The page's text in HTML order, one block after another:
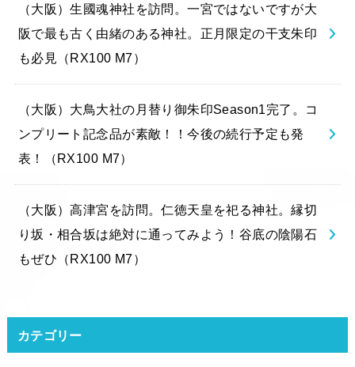
（大阪）生國魂神社を訪問。一宮ではないですが大
阪で最も古く由緒のある神社。正月限定の干支朱印
も必見（RX100 M7）
（大阪）大鳥大社の月替り御朱印Season1完了。コ
ンプリート記念品が素敵！！今後の続行予定も発
表！（RX100 M7）
（大阪）高津宮を訪問。仁徳天皇を祀る神社。縁切
り坂・相合坂は絶対に通ってみよう！谷底の陰陽石
もぜひ（RX100 M7）
カテゴリー